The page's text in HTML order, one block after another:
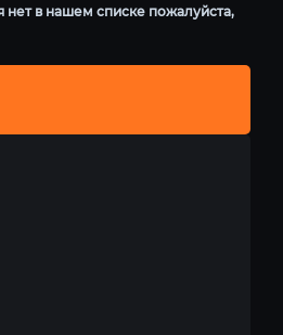
нет в нашем списке пожалуйста,